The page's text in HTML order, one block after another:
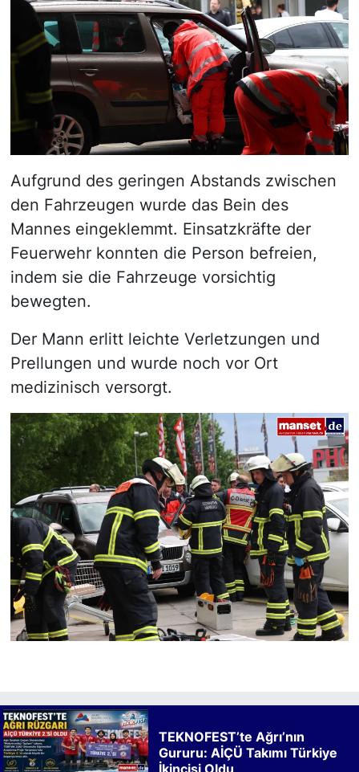
Aufgrund des geringen Abstands zwischen
den Fahrzeugen wurde das Bein des
Mannes eingeklemmt. Einsatzkräfte der
Feuerwehr konnten die Person befreien,
indem sie die Fahrzeuge vorsichtig
bewegten.
Der Mann erlitt leichte Verletzungen und
Prellungen und wurde noch vor Ort
medizinisch versorgt.
TEKNOFEST’te Ağrı’nın
Gururu: AİÇÜ Takımı Türkiye
İkincisi Oldu